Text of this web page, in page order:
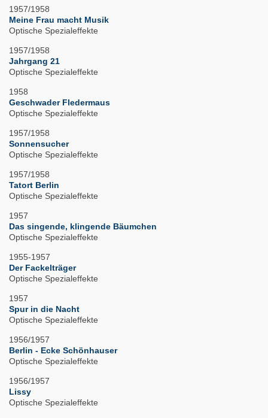
1957/1958
Meine Frau macht Musik
Optische Spezialeffekte
1957/1958
Jahrgang 21
Optische Spezialeffekte
1958
Geschwader Fledermaus
Optische Spezialeffekte
1957/1958
Sonnensucher
Optische Spezialeffekte
1957/1958
Tatort Berlin
Optische Spezialeffekte
1957
Das singende, klingende Bäumchen
Optische Spezialeffekte
1955-1957
Der Fackelträger
Optische Spezialeffekte
1957
Spur in die Nacht
Optische Spezialeffekte
1956/1957
Berlin - Ecke Schönhauser
Optische Spezialeffekte
1956/1957
Lissy
Optische Spezialeffekte